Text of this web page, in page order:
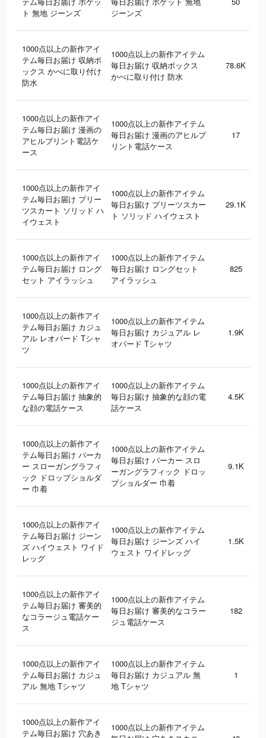
ト 無地 ジーンズ
ジーンズ
1000点以上の新作アイ
テム毎日お届け 収納ボ
ックス かべに取り付け
防水
1000点以上の新作アイテム
毎日お届け 収納ボックス
かべに取り付け 防水
78.6K
1000点以上の新作アイ
テム毎日お届け 漫画の
アヒルプリント電話ケ
ース
1000点以上の新作アイテム
毎日お届け 漫画のアヒルプ
リント電話ケース
17
1000点以上の新作アイ
テム毎日お届け プリー
ツスカート ソリッド ハ
イウェスト
1000点以上の新作アイテム
毎日お届け プリーツスカー
ト ソリッド ハイウェスト
29.1K
1000点以上の新作アイ
テム毎日お届け ロング
セット アイラッシュ
1000点以上の新作アイテム
毎日お届け ロングセット
アイラッシュ
825
1000点以上の新作アイ
テム毎日お届け カジュ
アル レオパード Tシャ
ツ
1000点以上の新作アイテム
毎日お届け カジュアル レ
オパード Tシャツ
1.9K
1000点以上の新作アイ
テム毎日お届け 抽象的
な顔の電話ケース
1000点以上の新作アイテム
毎日お届け 抽象的な顔の電
話ケース
4.5K
1000点以上の新作アイ
テム毎日お届け パーカ
ー スローガングラフィ
ック ドロップショルダ
ー 巾着
1000点以上の新作アイテム
毎日お届け パーカー スロ
ーガングラフィック ドロッ
プショルダー 巾着
9.1K
1000点以上の新作アイ
テム毎日お届け ジーン
ズ ハイウェスト ワイド
レッグ
1000点以上の新作アイテム
毎日お届け ジーンズ ハイ
ウェスト ワイドレッグ
1.5K
1000点以上の新作アイ
テム毎日お届け 審美的
なコラージュ電話ケー
ス
1000点以上の新作アイテム
毎日お届け 審美的なコラー
ジュ電話ケース
182
1000点以上の新作アイ
テム毎日お届け カジュ
アル 無地 Tシャツ
1000点以上の新作アイテム
毎日お届け カジュアル 無
地 Tシャツ
1
1000点以上の新作アイ
テム毎日お届け 穴あき
1000点以上の新作アイテム